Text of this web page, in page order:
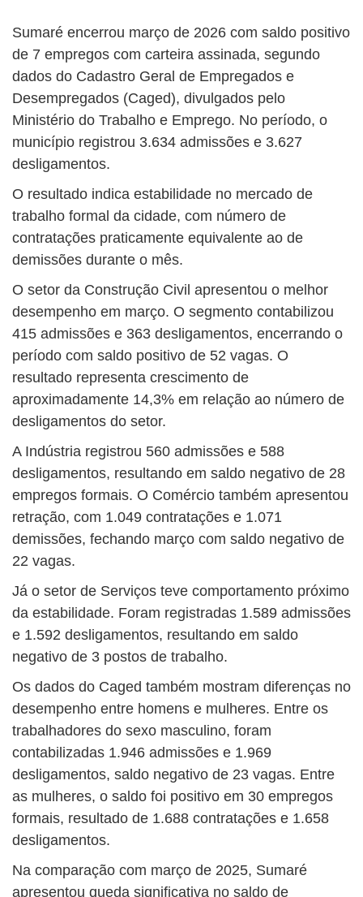
Sumaré encerrou março de 2026 com saldo positivo
de 7 empregos com carteira assinada, segundo
dados do Cadastro Geral de Empregados e
Desempregados (Caged), divulgados pelo
Ministério do Trabalho e Emprego. No período, o
município registrou 3.634 admissões e 3.627
desligamentos.
O resultado indica estabilidade no mercado de
trabalho formal da cidade, com número de
contratações praticamente equivalente ao de
demissões durante o mês.
O setor da Construção Civil apresentou o melhor
desempenho em março. O segmento contabilizou
415 admissões e 363 desligamentos, encerrando o
período com saldo positivo de 52 vagas. O
resultado representa crescimento de
aproximadamente 14,3% em relação ao número de
desligamentos do setor.
A Indústria registrou 560 admissões e 588
desligamentos, resultando em saldo negativo de 28
empregos formais. O Comércio também apresentou
retração, com 1.049 contratações e 1.071
demissões, fechando março com saldo negativo de
22 vagas.
Já o setor de Serviços teve comportamento próximo
da estabilidade. Foram registradas 1.589 admissões
e 1.592 desligamentos, resultando em saldo
negativo de 3 postos de trabalho.
Os dados do Caged também mostram diferenças no
desempenho entre homens e mulheres. Entre os
trabalhadores do sexo masculino, foram
contabilizadas 1.946 admissões e 1.969
desligamentos, saldo negativo de 23 vagas. Entre
as mulheres, o saldo foi positivo em 30 empregos
formais, resultado de 1.688 contratações e 1.658
desligamentos.
Na comparação com março de 2025, Sumaré
apresentou queda significativa no saldo de